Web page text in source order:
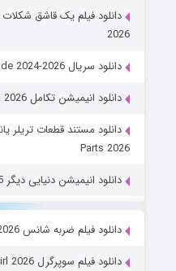
2026
دانلود سریال One Hundred Years of Solitude 2024-2026
دانلود انیمیشن تکامل Evolution 2026
Parts 2026
دانلود انیمیشن دنیایی دیگر Another World 2025
دانلود فیلم ضربه شانس Lucky Strike 2026
دانلود فیلم سوپرگرل Supergirl 2026